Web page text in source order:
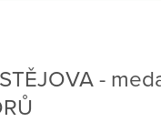
-